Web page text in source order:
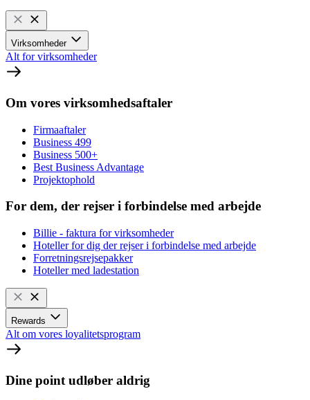
Virksomheder
Alt for virksomheder
Om vores virksomhedsaftaler
Firmaaftaler
Business 499
Business 500+
Best Business Advantage
Projektophold
For dem, der rejser i forbindelse med arbejde
Billie - faktura for virksomheder
Hoteller for dig der rejser i forbindelse med arbejde
Forretningsrejsepakker
Hoteller med ladestation
Rewards
Alt om vores loyalitetsprogram
Dine point udløber aldrig